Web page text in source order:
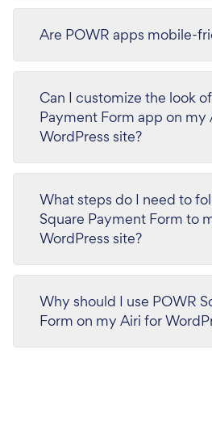
Are POWR apps mobile-
Can I customize the look
Payment Form app on my
WordPress site?
What steps do I need to
Square Payment Form to
WordPress site?
Why should I use POWR
Form on my Airi for